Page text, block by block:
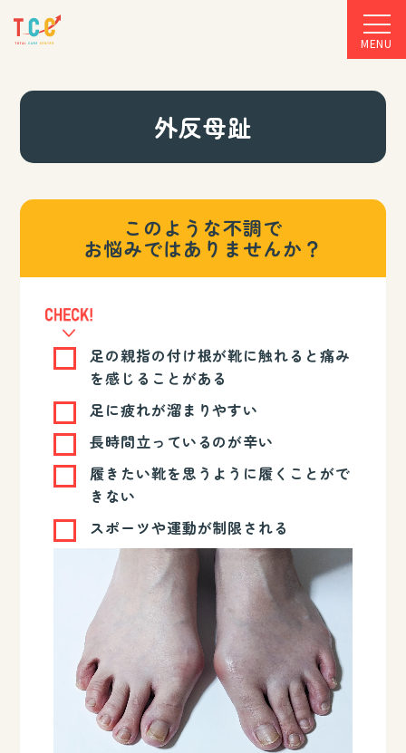
MENU
外反母趾
このような不調で
お悩みではありませんか？
足の親指の付け根が靴に触れると痛み
を感じることがある
足に疲れが溜まりやすい
長時間立っているのが辛い
履きたい靴を思うように履くことがで
きない
スポーツや運動が制限される